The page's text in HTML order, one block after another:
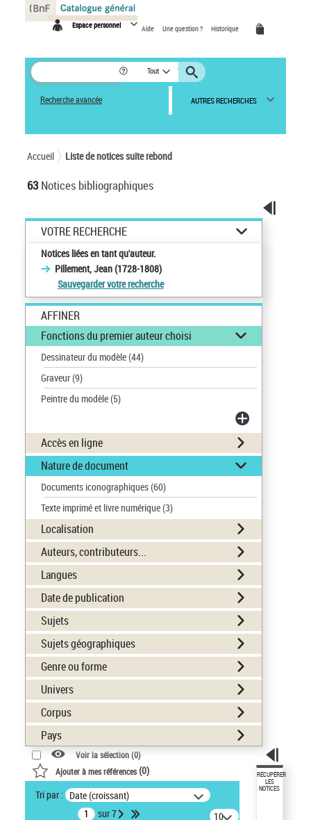
Espace personnel Aide Une question ? Historique
Tout
Recherche avancée AUTRES RECHERCHES
Accueil Liste de notices suite rebond
63 Notices bibliographiques
VOTRE RECHERCHE
Notices liées en tant qu'auteur.
Pillement, Jean (1728-1808)
Sauvegarder votre recherche
AFFINER
Fonctions du premier auteur choisi
Dessinateur du modèle(44)
Graveur(9)
Peintre du modèle(5)
Accès en ligne
Nature de document
Documents iconographiques(60)
Texte imprimé et livre numérique(3)
Localisation
Auteurs, contributeurs...
Langues
Date de publication
Sujets
Sujets géographiques
Genre ou forme
Univers
Corpus
Pays
Voir la sélection (0)
Ajouter à mes références(0)
Tri par : Date (croissant)
sur 7
10
RÉCUPÉRER
LES
NOTICES
Panneau de gestion des cookies